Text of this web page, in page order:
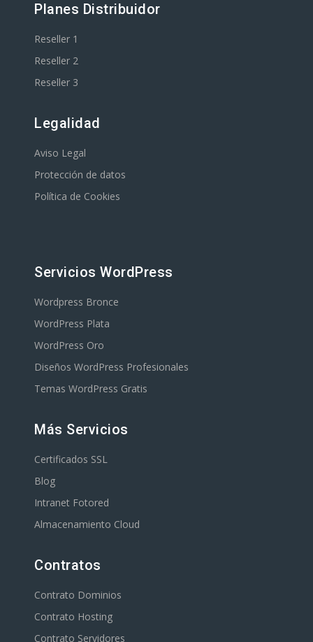
Planes Distribuidor
Reseller 1
Reseller 2
Reseller 3
Legalidad
Aviso Legal
Protección de datos
Política de Cookies
Servicios WordPress
Wordpress Bronce
WordPress Plata
WordPress Oro
Diseños WordPress Profesionales
Temas WordPress Gratis
Más Servicios
Certificados SSL
Blog
Intranet Fotored
Almacenamiento Cloud
Contratos
Contrato Dominios
Contrato Hosting
Contrato Servidores